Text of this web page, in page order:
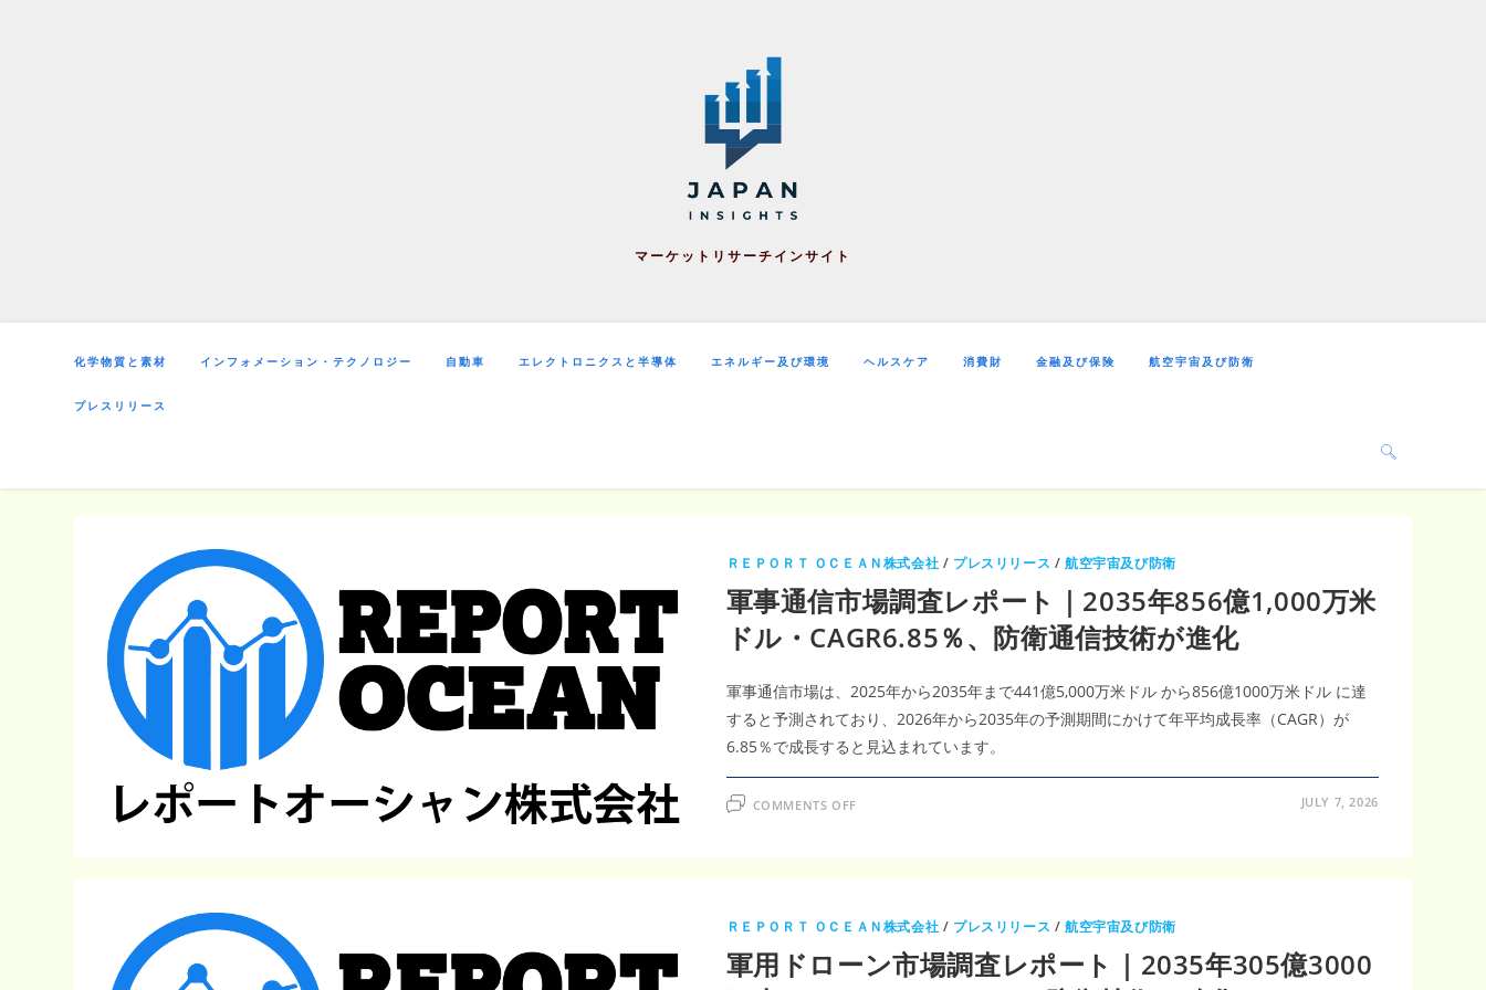
マーケットリサーチインサイト
化学物質と素材 インフォメーション・テクノロジー 自動車 エレクトロニクスと半導体 エネルギー及び環境 ヘルスケア 消費財 金融及び保険 航空宇宙及び防衛
プレスリリース
ＲＥＰＯＲＴ ＯＣＥＡＮ株式会社 / プレスリリース / 航空宇宙及び防衛
軍事通信市場調査レポート｜2035年856億1,000万米
ドル・CAGR6.85％、防衛通信技術が進化
軍事通信市場は、2025年から2035年まで441億5,000万米ドル から856億1000万米ドル に達
すると予測されており、2026年から2035年の予測期間にかけて年平均成長率（CAGR）が
6.85％で成長すると見込まれています。
COMMENTS OFFON
レ
ー
ト
JULY 7, 2026
ＲＥＰＯＲＴ ＯＣＥＡＮ株式会社 / プレスリリース / 航空宇宙及び防衛
軍用ドローン市場調査レポート｜2035年305億3000